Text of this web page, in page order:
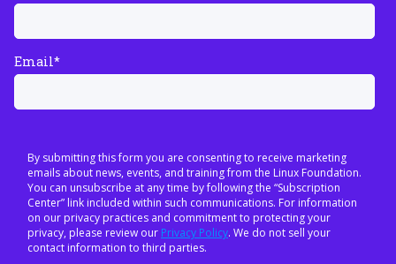
Email*
By submitting this form you are consenting to receive marketing
emails about news, events, and training from the Linux Foundation.
You can unsubscribe at any time by following the “Subscription
Center” link included within such communications. For information
on our privacy practices and commitment to protecting your
privacy, please review our Privacy Policy. We do not sell your
contact information to third parties.